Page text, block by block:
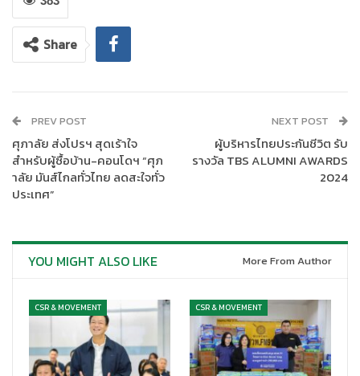
โดยมี นางนงนุช ภูพิพัฒน์ผล รองผู้อำนวยการธนาคารออมสิน เข้ารับ
โล่พระราชทานฯ และมีคณะผู้บริหาร คณะกรรมการกองทุนสำรอง
เลี้ยงชีพธนาคารออมสิน ร่วมแสดงความยินดี ณ โรงแรมแอมบาสซา
เดอร์ กรุงเทพฯ เมื่อวันที่ 20 พฤศจิกายน 2567
Share
PREV POST
ศุภาลัย ส่งโปรฯ สุดเร้าใจ
สำหรับผู้ซื้อบ้าน-คอนโดฯ “ศุภ
าลัย มันส์ไกลทั่วไทย ลดสะใจทั่ว
ประเทศ”
NEXT POST
ผู้บริหารไทยประกันชีวิต รับ
รางวัล TBS ALUMNI AWARDS
2024
YOU MIGHT ALSO LIKE More From Author
CSR & MOVEMENT CSR & MOVEMENT